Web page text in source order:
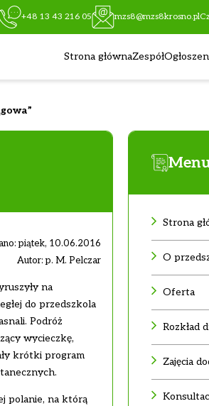
+48 13 43 216 05 mzs8@mzs8krosno.pl
Strona głównaZespół
piątek, 10.06.2016
Autor: p. M. Pelczar
na
do przedszkola
Podróż
wycieczkę,
krótki program
polanie, na którą
Strona
O
Oferta
Rozkład
Zajęcia